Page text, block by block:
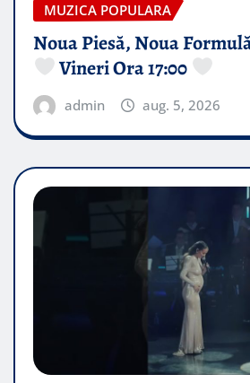
MUZICA POPULARA
Noua Piesă, Noua
Vineri Ora 17:00
admin aug. 5, 2026